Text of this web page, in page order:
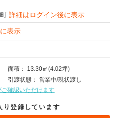
詳細はログイン後に表示
表示
面積
13.30㎡(4.02坪)
引渡状態
営業中/現状渡し
確認いただけます
り登録しています